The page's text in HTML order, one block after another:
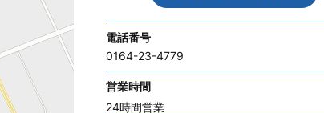
電話番号
0164-23-4779
営業時間
24時間営業